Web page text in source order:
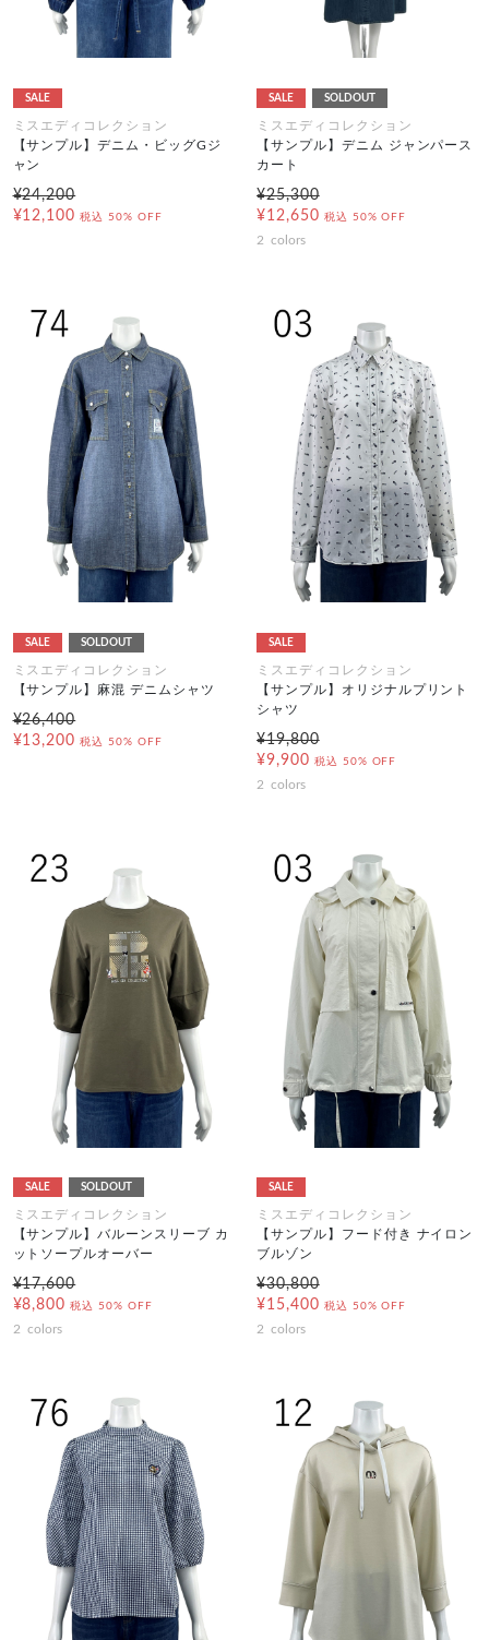
SALE
ミスエディコレクション
【サンプル】デニム・ビッグGジ
ャン
¥24,200
¥12,100 税込 50% OFF
SALE SOLDOUT
ミスエディコレクション
【サンプル】デニム ジャンパース
カート
¥25,300
¥12,650 税込 50% OFF
2 colors
SALE SOLDOUT
ミスエディコレクション
【サンプル】麻混 デニムシャツ
¥26,400
¥13,200 税込 50% OFF
SALE
ミスエディコレクション
【サンプル】オリジナルプリント
シャツ
¥19,800
¥9,900 税込 50% OFF
2 colors
SALE SOLDOUT
ミスエディコレクション
【サンプル】バルーンスリーブ カ
ットソープルオーバー
¥17,600
¥8,800 税込 50% OFF
2 colors
SALE
ミスエディコレクション
【サンプル】フード付き ナイロン
ブルゾン
¥30,800
¥15,400 税込 50% OFF
2 colors